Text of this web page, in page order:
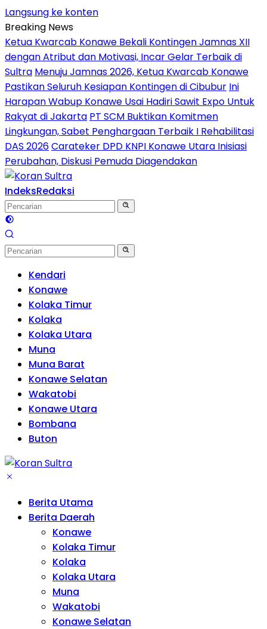
Langsung ke konten
Breaking News
Ketua Kwarcab Konawe Bekali Kontingen Jamnas XII
dengan Atribut dan Motivasi, Incar Gelar Terbaik di
Sultra Menuju Jamnas 2026, Ketua Kwarcab Konawe
Pastikan Seluruh Kesiapan Kontingen di Cibubur Ini
Harapan Wabup Konawe Usai Hadiri Sawit Expo Untuk
Rakyat di Jakarta PT SCM Buktikan Komitmen
Lingkungan, Sabet Penghargaan Terbaik I Rehabilitasi
DAS 2026Carateker DPD KNPI Konawe Utara Inisiasi
Perubahan, Diskusi Pemuda Diagendakan
IndeksRedaksi
Kendari
Konawe
Kolaka Timur
Kolaka
Kolaka Utara
Muna
Muna Barat
Konawe Selatan
Wakatobi
Konawe Utara
Bombana
Buton
Berita Utama
Berita Daerah
Konawe
Kolaka Timur
Kolaka
Kolaka Utara
Muna
Wakatobi
Konawe Selatan